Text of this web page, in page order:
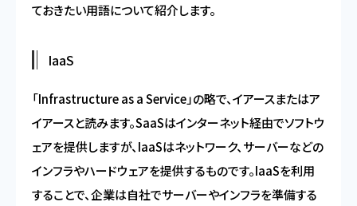
ておきたい用語について紹介します。
IaaS
「Infrastructure as a Service」の略で、イアースまたはア
イアースと読みます。SaaSはインターネット経由でソフトウ
ェアを提供しますが、IaaSはネットワーク、サーバーなどの
インフラやハードウェアを提供するものです。IaaSを利用
することで、企業は自社でサーバーやインフラを準備する